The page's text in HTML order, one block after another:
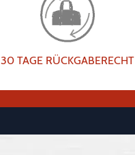
30 TAGE RÜCKGABERECHT